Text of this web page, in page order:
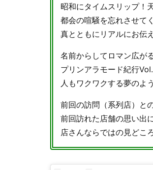
昭和にタイムスリップ！
都会の喧騒を忘れさせて
真とともにリアルにお伝
名前からしてロマン広が
プリンアラモード紀行
人もワクワクする夢のよ
前回の訪問（系列店）と
前回訪れた店舗の思い出
店さんならではの見どこ